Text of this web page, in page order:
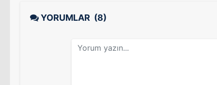
YORUMLAR (8)